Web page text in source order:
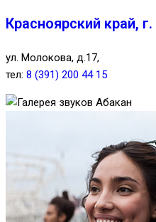
Красноярский край,
ул. Молокова, д.17,
тел: 8 (391) 200 44 15